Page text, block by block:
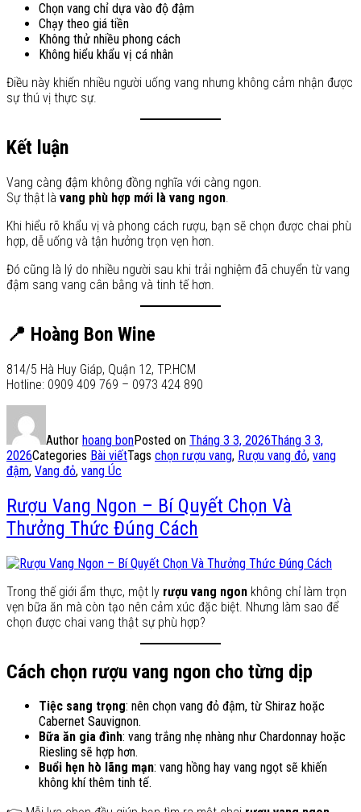
Chọn vang chỉ dựa vào độ đậm
Chạy theo giá tiền
Không thử nhiều phong cách
Không hiểu khẩu vị cá nhân
Điều này khiến nhiều người uống vang nhưng không cảm nhận được
sự thú vị thực sự.
Kết luận
Vang càng đậm không đồng nghĩa với càng ngon.
Sự thật là vang phù hợp mới là vang ngon.
Khi hiểu rõ khẩu vị và phong cách rượu, bạn sẽ chọn được chai phù
hợp, dễ uống và tận hưởng trọn vẹn hơn.
Đó cũng là lý do nhiều người sau khi trải nghiệm đã chuyển từ vang
đậm sang vang cân bằng và tinh tế hơn.
📍 Hoàng Bon Wine
814/5 Hà Huy Giáp, Quận 12, TP.HCM
Hotline: 0909 409 769 – 0973 424 890
Author hoang bonPosted on Tháng 3 3, 2026Tháng 3 3,
2026Categories Bài viếtTags chọn rượu vang, Rượu vang đỏ, vang
đậm, Vang đỏ, vang Úc
Rượu Vang Ngon – Bí Quyết Chọn Và
Thưởng Thức Đúng Cách
Trong thế giới ẩm thực, một ly rượu vang ngon không chỉ làm trọn
vẹn bữa ăn mà còn tạo nên cảm xúc đặc biệt. Nhưng làm sao để
chọn được chai vang thật sự phù hợp?
Cách chọn rượu vang ngon cho từng dịp
Tiệc sang trọng: nên chọn vang đỏ đậm, từ Shiraz hoặc
Cabernet Sauvignon.
Bữa ăn gia đình: vang trắng nhẹ nhàng như Chardonnay hoặc
Riesling sẽ hợp hơn.
Buổi hẹn hò lãng mạn: vang hồng hay vang ngọt sẽ khiến
không khí thêm tinh tế.